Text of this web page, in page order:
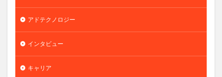
アドテクノロジー
インタビュー
キャリア